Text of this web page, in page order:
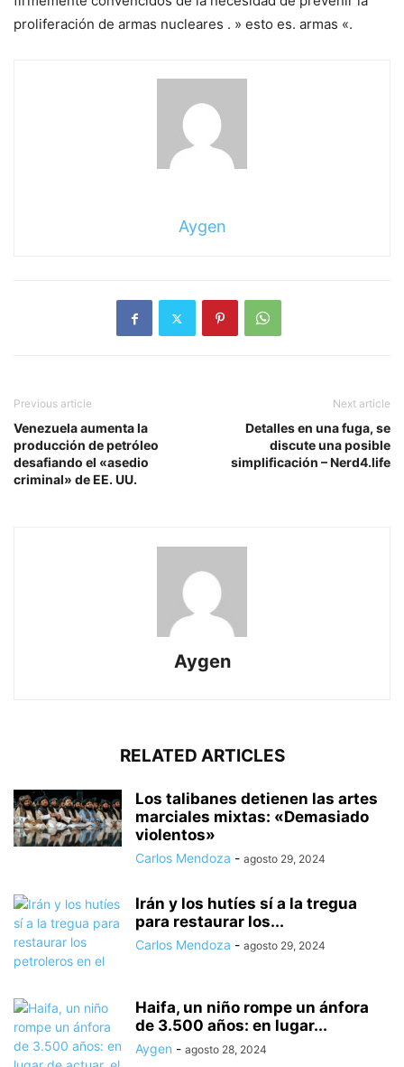
proliferación de armas nucleares . » esto es. armas «.
Aygen
Previous article
Venezuela aumenta la
producción de petróleo
desafiando el «asedio
criminal» de EE. UU.
Next article
Detalles en una fuga, se
discute una posible
simplificación – Nerd4.life
Aygen
RELATED ARTICLES
Los talibanes detienen las artes
marciales mixtas: «Demasiado
violentos»
Carlos Mendoza - agosto 29, 2024
Irán y los hutíes sí a la tregua
para restaurar los...
Carlos Mendoza - agosto 29, 2024
Haifa, un niño rompe un ánfora
de 3.500 años: en lugar...
Aygen - agosto 28, 2024